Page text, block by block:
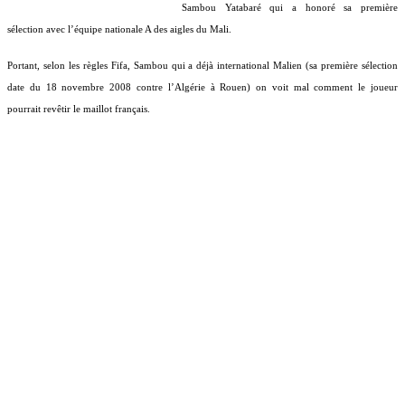
Sambou Yatabaré qui a honoré sa première
sélection avec l’équipe nationale A des aigles du Mali.
Portant, selon les règles Fifa, Sambou qui a déjà international Malien (sa première sélection
date du 18 novembre 2008 contre l’Algérie à Rouen) on voit mal comment le joueur
pourrait revêtir le maillot français.